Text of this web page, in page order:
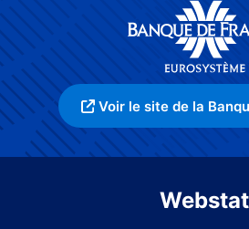
Voir le site de la
Webstat